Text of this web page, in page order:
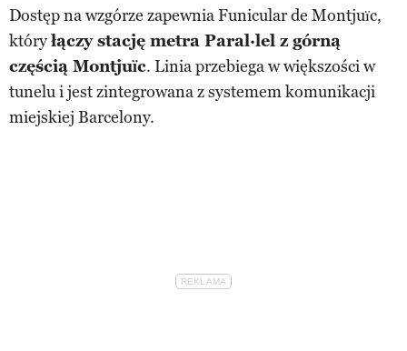
Dostęp na wzgórze zapewnia Funicular de Montjuïc,
któryłączy stację metra Paral·lel z górną
częścią Montjuïc. Linia przebiega w większości w
tunelu i jest zintegrowana z systemem komunikacji
miejskiej Barcelony.